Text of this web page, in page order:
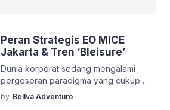
Peran Strategis EO MICE
Jakarta & Tren ‘Bleisure’
Dunia korporat sedang mengalami
pergeseran paradigma yang cukup
signifikan. Jika dulu perjalanan dinas
atau konferensi identik dengan jadwal
by Bellva Adventure